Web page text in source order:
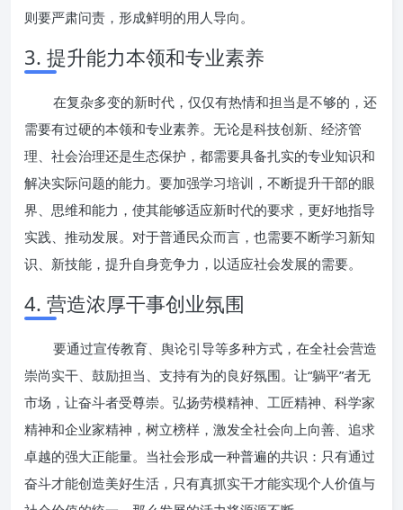
则要严肃问责，形成鲜明的用人导向。
3. 提升能力本领和专业素养
在复杂多变的新时代，仅仅有热情和担当是不够的，还
需要有过硬的本领和专业素养。无论是科技创新、经济管
理、社会治理还是生态保护，都需要具备扎实的专业知识和
解决实际问题的能力。要加强学习培训，不断提升干部的眼
界、思维和能力，使其能够适应新时代的要求，更好地指导
实践、推动发展。对于普通民众而言，也需要不断学习新知
识、新技能，提升自身竞争力，以适应社会发展的需要。
4. 营造浓厚干事创业氛围
要通过宣传教育、舆论引导等多种方式，在全社会营造
崇尚实干、鼓励担当、支持有为的良好氛围。让“躺平”者无
市场，让奋斗者受尊崇。弘扬劳模精神、工匠精神、科学家
精神和企业家精神，树立榜样，激发全社会向上向善、追求
卓越的强大正能量。当社会形成一种普遍的共识：只有通过
奋斗才能创造美好生活，只有真抓实干才能实现个人价值与